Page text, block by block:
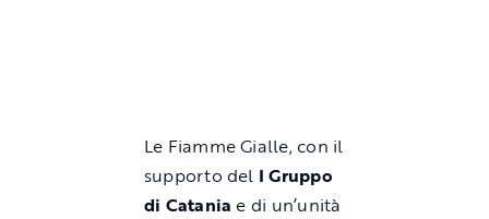
Le Fiamme Gialle, con il
supporto del I Gruppo
di Catania e di un’unità